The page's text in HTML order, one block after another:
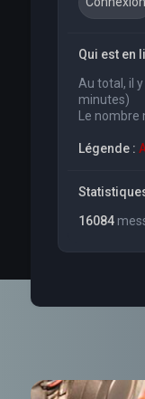
Qui est en
Au total, il y
minutes)
Le
Légende :
16084